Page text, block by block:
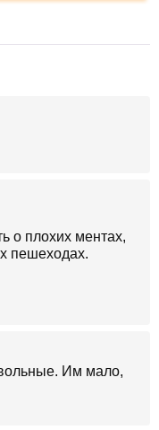
о плохих ментах,
пешеходах.
Им мало,